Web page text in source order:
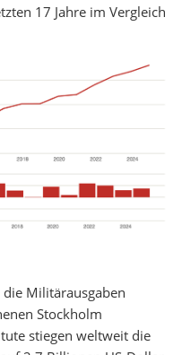
17 Jahre im Vergleich
Militärausgaben
Stockholm
stiegen weltweit die